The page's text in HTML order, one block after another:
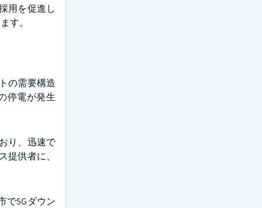
用を促進し
す。
の需要構造
停電が発生
り、迅速で
供者に、
で5Gダウン